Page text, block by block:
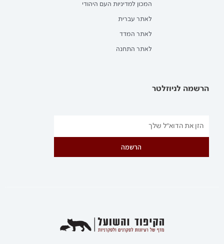
המכון למדיניות העם היהודי
לאתר עברית
לאתר המדד
לאתר התחנה
הרשמה לניוזלטר
הרשמה